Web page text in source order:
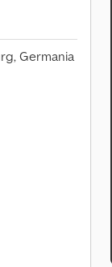
Germania